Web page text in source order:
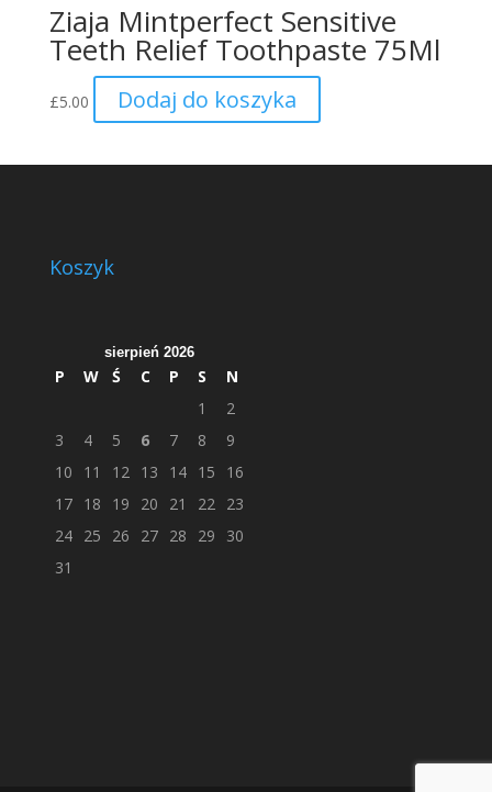
Ziaja Mintperfect Sensitive
Teeth Relief Toothpaste 75Ml
£5.00 Dodaj do koszyka
Koszyk
sierpień 2026
P W Ś C P S
N
1
2
3
4 5 6 7 8
9
10
11 12 13 14 15
16
17 18 19 20 21 22 23
24 25 26 27 28 29
30
31